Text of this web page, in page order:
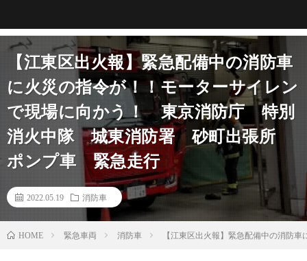
【江東区出火報】緊急配備中の消防車
に火災の指令が！！モーターサイレン
で現場に向かう！ 東京消防庁 特別
消火中隊 城東消防署 砂町出張所
ポンプ車 緊急走行
2022.05.19 消防車
HOME 緊急車両 消防車 【江東区出火報】緊急配備中の消